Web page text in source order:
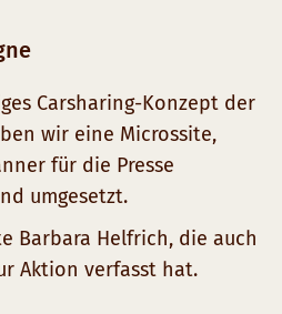
Carsharing-Konzept der
wir eine Microssite,
für die Presse
umgesetzt.
Barbara Helfrich, die auch
Aktion verfasst hat.